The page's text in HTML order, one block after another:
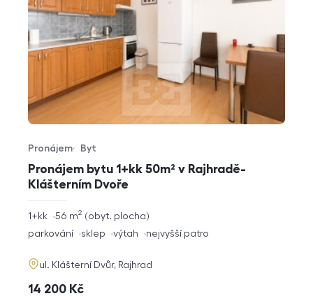
Pronájem bytu 1+kk 50m² v Rajhradě-
Klášterním Dvoře
Typ nabídky
Pronájem
Typ nemovitosti
Byt
rozměry
dispozice
1+kk obyt. plocha
56 m2
funkce
parkování sklep výtah nejvyšší patro
adresa
ul. Klášterní Dvůr, Rajhrad
cena
14 200 Kč